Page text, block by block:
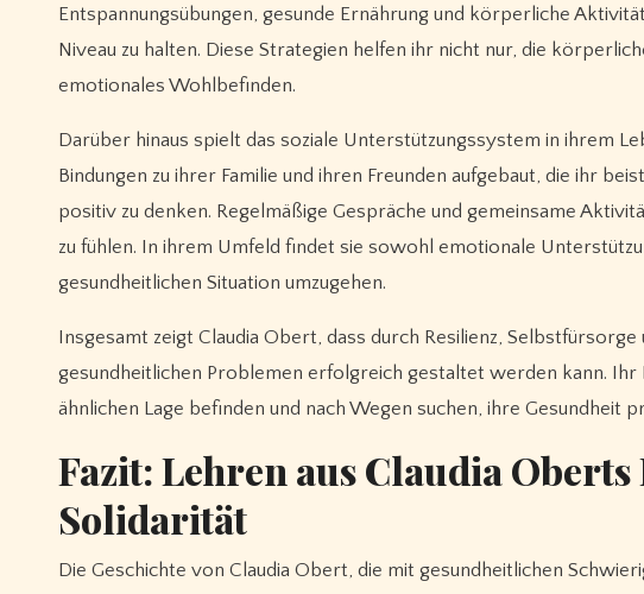
Entspannungsübungen, gesunde Ernährung und körperliche
Niveau zu halten. Diese Strategien helfen ihr nicht nur, die
emotionales Wohlbefinden.
Darüber hinaus spielt das soziale Unterstützungssystem in ihrem
Bindungen zu ihrer Familie und ihren Freunden aufgebaut, die ihr
positiv zu denken. Regelmäßige Gespräche und gemeinsame
zu fühlen. In ihrem Umfeld findet sie sowohl emotionale
gesundheitlichen Situation umzugehen.
Insgesamt zeigt Claudia Obert, dass durch Resilienz,
gesundheitlichen Problemen erfolgreich gestaltet werden kann.
ähnlichen Lage befinden und nach Wegen suchen, ihre Gesundheit
Fazit: Lehren aus Claudia
Solidarität
Die Geschichte von Claudia Obert, die mit gesundheitlichen